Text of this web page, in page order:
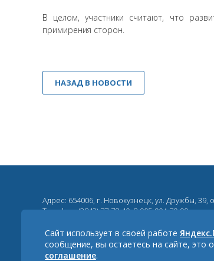
В целом, участники считают, что
примирения сторон.
НАЗАД В НОВОСТИ
Адрес: 654006, г. Новокузнецк, ул. Дружбы, 39,
Телефон:(3843) 77-78-40,8-905-904-70-99
Сайт использует в своей работе
сообщение, вы остаетесь на сайте, это
соглашение.